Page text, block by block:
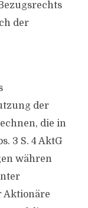
der
der
die in
3 S. 4 AktG
währen
Aktionäre